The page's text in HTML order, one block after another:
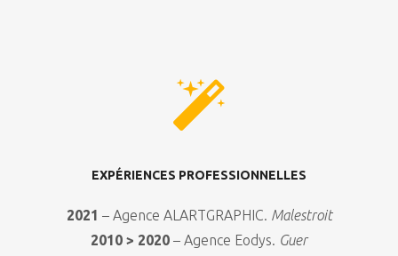
EXPÉRIENCES PROFESSIONNELLES
2021 – Agence ALARTGRAPHIC. Malestroit
2010 > 2020 – Agence Eodys. Guer